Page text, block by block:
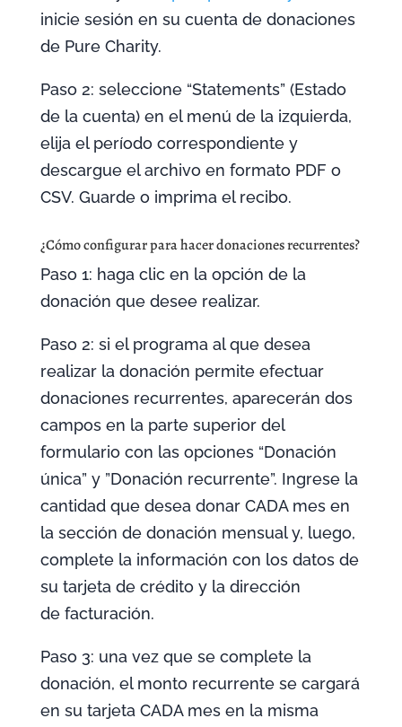
inicie sesión en su cuenta de donaciones
de Pure Charity.
Paso 2: seleccione “Statements” (Estado
de la cuenta) en el menú de la izquierda,
elija el período correspondiente y
descargue el archivo en formato PDF o
CSV. Guarde o imprima el recibo.
¿Cómo configurar para hacer donaciones recurrentes?
Paso 1: haga clic en la opción de la
donación que desee realizar.
Paso 2: si el programa al que desea
realizar la donación permite efectuar
donaciones recurrentes, aparecerán dos
campos en la parte superior del
formulario con las opciones “Donación
única” y ”Donación recurrente”. Ingrese la
cantidad que desea donar CADA mes en
la sección de donación mensual y, luego,
complete la información con los datos de
su tarjeta de crédito y la dirección
de facturación.
Paso 3: una vez que se complete la
donación, el monto recurrente se cargará
en su tarjeta CADA mes en la misma